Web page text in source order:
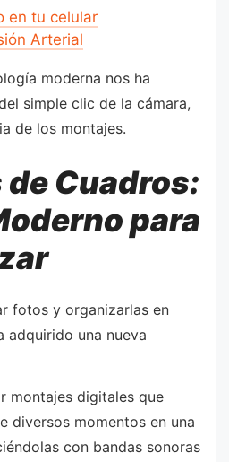
en tu celular
Arterial
moderna nos ha
simple clic de la cámara,
de los montajes.
Cuadros:
para
fotos y organizarlas en
adquirido una nueva
montajes digitales que
diversos momentos en una
con bandas sonoras